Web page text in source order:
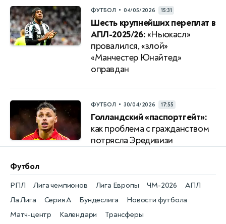
ФУТБОЛ • 04/05/2026 15:31
Шесть крупнейших переплат в
АПЛ-2025/26:«Ньюкасл»
провалился, «злой»
«Манчестер Юнайтед»
оправдан
ФУТБОЛ • 30/04/2026 17:55
Голландский «паспортгейт»:
как проблема с гражданством
потрясла Эредивизи
Футбол
Новости футбола
РПЛ
Матч-центр
Лига чемпионов
Календари
Лига Европы
Трансферы
ЧМ-2026 АПЛ
Ла Лига Серия А Бундеслига